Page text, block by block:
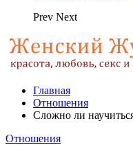
Prev Next
Главная
Отношения
Сложно ли
Отношения